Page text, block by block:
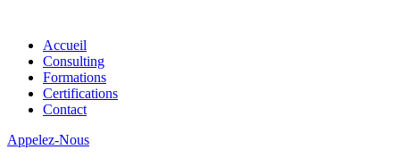
Accueil
Consulting
Formations
Certifications
Contact
Appelez-Nous